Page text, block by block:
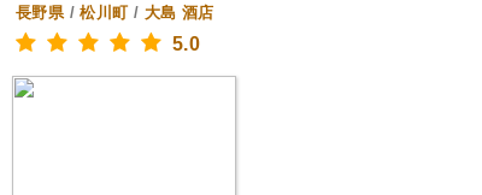
長野県/松川町/ 大島 酒店
5.0